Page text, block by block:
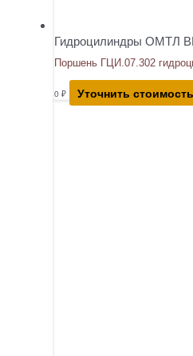
Гидроцилиндры ОМТЛ
Поршень ГЦИ.07.302
0 ₽ Уточнить стоимость